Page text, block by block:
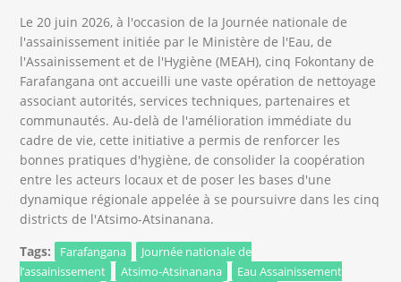
Le 20 juin 2026, à l'occasion de la Journée nationale de
l'assainissement initiée par le Ministère de l'Eau, de
l'Assainissement et de l'Hygiène (MEAH), cinq Fokontany de
Farafangana ont accueilli une vaste opération de nettoyage
associant autorités, services techniques, partenaires et
communautés. Au-delà de l'amélioration immédiate du
cadre de vie, cette initiative a permis de renforcer les
bonnes pratiques d'hygiène, de consolider la coopération
entre les acteurs locaux et de poser les bases d'une
dynamique régionale appelée à se poursuivre dans les cinq
districts de l'Atsimo-Atsinanana.
Tags:
Farafangana
Journée nationale de
l’assainissement
Atsimo-Atsinanana
Eau Assainissement